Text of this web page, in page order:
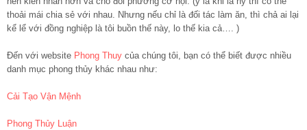
thoải mái chia sẻ với nhau. Nhưng nếu chỉ là đối tác làm ăn, thì chả ai lại
kể lể với đồng nghiệp là tôi buồn thế này, lo thế kia cả…. )
Đến với website Phong Thuy của chúng tôi, bạn có thể biết được nhiều
danh mục phong thủy khác nhau như:
Cải Tạo Vận Mệnh
Phong Thủy Luận